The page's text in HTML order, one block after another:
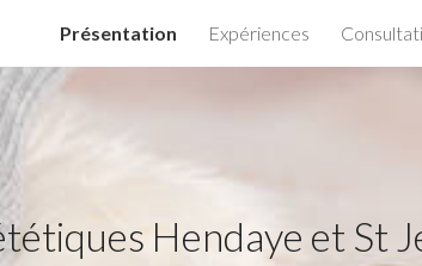
Skip to
Présentation Expériences
Hendaye et St